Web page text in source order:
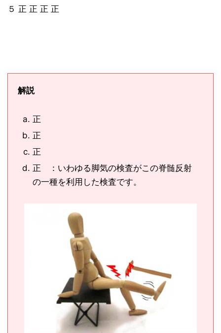
５ 正 正 正 正
解説
正
正
正
正 ：いわゆる脚気の検査がこの脊髄反射
の一種を利用した検査です。